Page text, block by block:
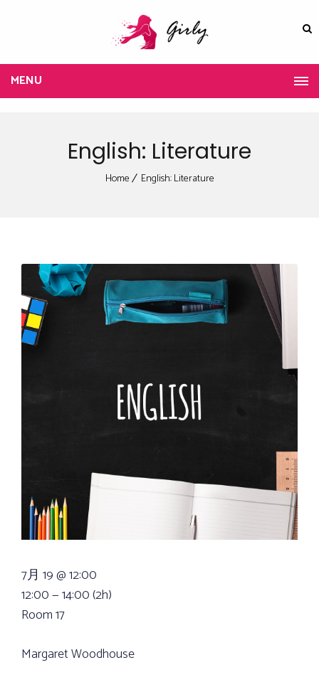
MENU
English: Literature
Home English: Literature
7月 19 @ 12:00
12:00 — 14:00(2h)
Room 17
Margaret Woodhouse